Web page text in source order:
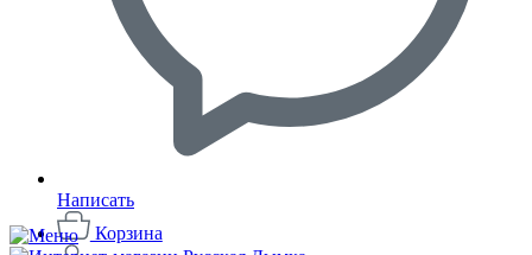
Написать
Корзина